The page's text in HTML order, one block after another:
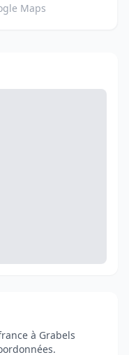
Maps
à Grabels